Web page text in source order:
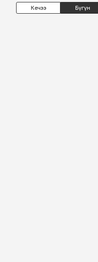
Кечээ Бүгүн